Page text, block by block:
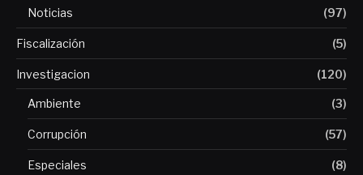
Noticias (97)
Fiscalización (5)
Investigacion (120)
Ambiente (3)
Corrupción (57)
Especiales (8)